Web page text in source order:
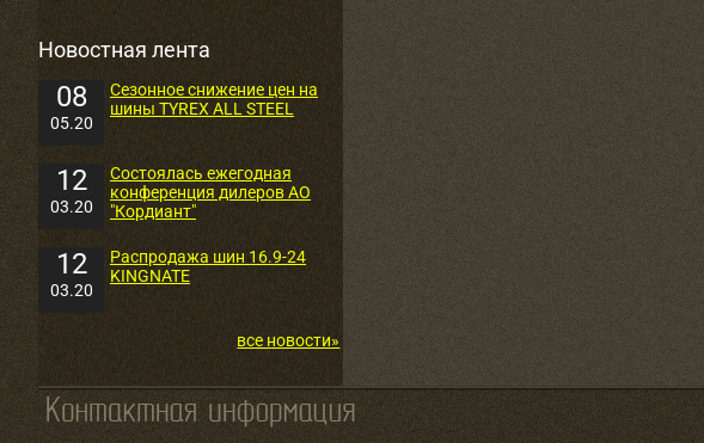
Новостная лента
08
05.20
Сезонное снижение цен на
шины TYREX ALL STEEL
12
03.20
Состоялась ежегодная
конференция дилеров АО
"Кордиант"
12
03.20
Распродажа шин 16.9-24
KINGNATE
все новости»